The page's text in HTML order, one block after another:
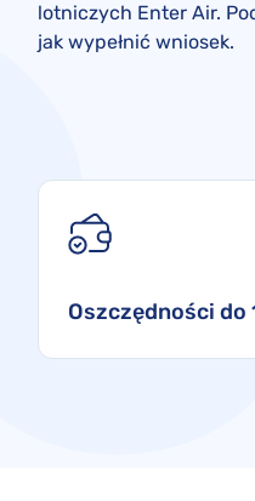
lotniczych Enter Air.
jak wypełnić wniosek.
Oszczędności do